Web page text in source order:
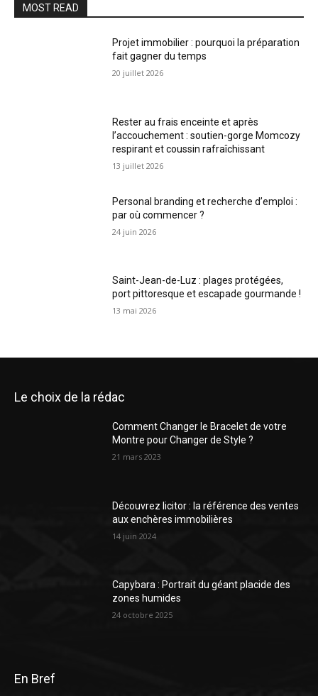
MOST READ
Projet immobilier : pourquoi la préparation
fait gagner du temps
20 juillet 2026
Rester au frais enceinte et après
l’accouchement : soutien-gorge Momcozy
respirant et coussin rafraîchissant
13 juillet 2026
Personal branding et recherche d’emploi :
par où commencer ?
24 juin 2026
Saint-Jean-de-Luz : plages protégées,
port pittoresque et escapade gourmande !
13 mai 2026
Le choix de la rédac
Comment Changer le Bracelet de votre
Montre pour Changer de Style ?
21 mars 2023
Découvrez licitor : la référence des ventes
aux enchères immobilières
14 juin 2024
Capybara : Portrait du géant placide des
zones humides
24 octobre 2025
En Bref